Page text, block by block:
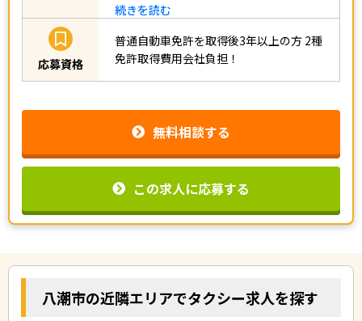
続きを読む
応募資格
普通自動車免許を取得後3年以上の方 2種
免許取得費用会社負担！
無料相談する
この求人に応募する
八潮市の近隣エリアでタクシー求人を探す